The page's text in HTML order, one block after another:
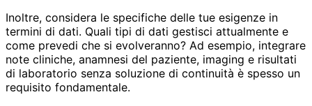
Inoltre, considera le specifiche delle tue esigenze in
termini di dati. Quali tipi di dati gestisci attualmente e
come prevedi che si evolveranno? Ad esempio, integrare
note cliniche, anamnesi del paziente, imaging e risultati
di laboratorio senza soluzione di continuità è spesso un
requisito fondamentale.